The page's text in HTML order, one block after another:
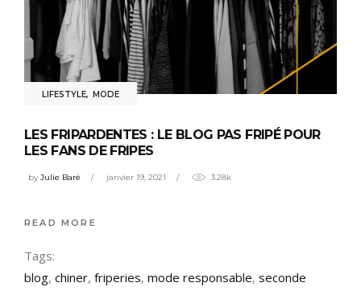
LIFESTYLE, MODE
LES FRIPARDENTES : LE BLOG PAS FRIPÉ POUR
LES FANS DE FRIPES
byJulie Baré janvier 19, 2021 3.28k
READ MORE
Tags:
blog, chiner, friperies, mode responsable, seconde